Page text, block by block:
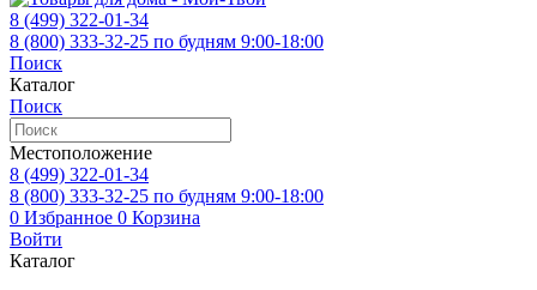
8 (499) 322-01-34
8 (800) 333-32-25 по будням 9:00-18:00
Поиск
Каталог
Поиск
Местоположение
8 (499) 322-01-34
8 (800) 333-32-25 по будням 9:00-18:00
0 Избранное 0 Корзина
Войти
Каталог